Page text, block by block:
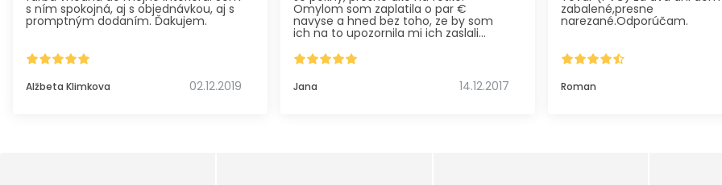
s ním spokojná, aj s objednávkou, aj s
promptným dodaním. Ďakujem.
Alžbeta Klimkova 02.12.2019
Omylom som zaplatila o par €
navyse a hned bez toho, ze by som
ich na to upozornila mi ich zaslali
Jana 14.12.2017
zabalené,presne
narezané.Odporúčam.
Roman